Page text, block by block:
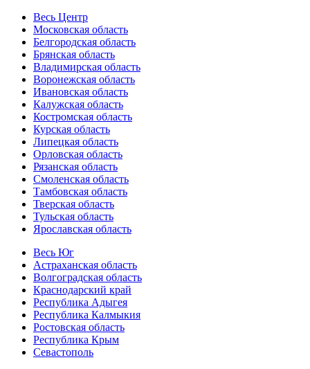
Весь Центр
Московская область
Белгородская область
Брянская область
Владимирская область
Воронежская область
Ивановская область
Калужская область
Костромская область
Курская область
Липецкая область
Орловская область
Рязанская область
Смоленская область
Тамбовская область
Тверская область
Тульская область
Ярославская область
Весь Юг
Астраханская область
Волгоградская область
Краснодарский край
Республика Адыгея
Республика Калмыкия
Ростовская область
Республика Крым
Севастополь